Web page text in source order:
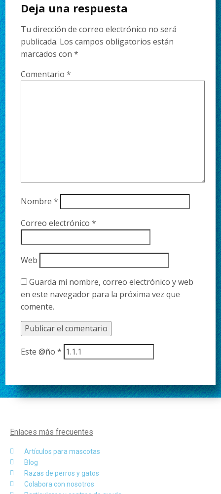
Deja una respuesta
Tu dirección de correo electrónico no será
publicada. Los campos obligatorios están
marcados con*
Comentario*
Nombre*
Correo electrónico*
Web
Guarda mi nombre, correo electrónico y web
en este navegador para la próxima vez que
comente.
Este @ño*
Enlaces más frecuentes
Artículos para mascotas
Blog
Razas de perros y gatos
Colabora con nosotros